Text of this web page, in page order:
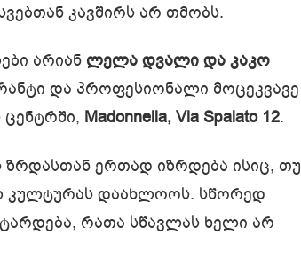
კავშირს არ თმობს.
არიან ლელა დვალი და კაკო
და პროფესიონალი მოცეკვავე
Madonnella, Via Spalato 12.
ერთად იზრდება ისიც, თუ
კულტურას დაახლოოს. სწორედ
ტარდება, რათა სწავლას ხელი არ